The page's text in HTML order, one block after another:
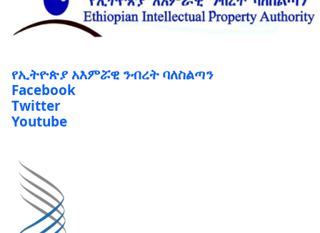
የኢትዮጵያ አእምሯዊ ንብረት ባለስልጣን
Facebook
Twitter
Youtube